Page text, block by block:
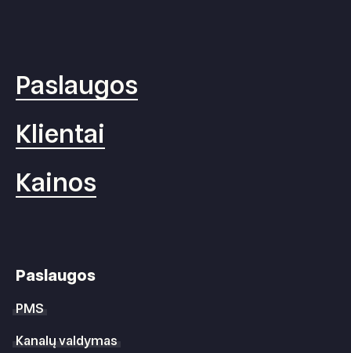
Paslaugos
Klientai
Kainos
Paslaugos
PMS
Kanalų valdymas